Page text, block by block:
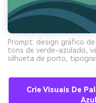
Prompt: design gráfico
tons de verde-azulado,
silhueta de porto,
Crie Visuais De